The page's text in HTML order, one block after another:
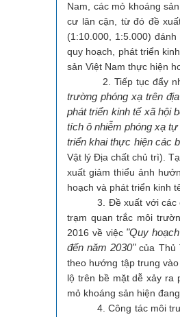
Nam, các mỏ khoáng
cư lân cận, từ đó đề
(1:10.000, 1:5.000)
quy hoạch, phát triển
sản Việt Nam thực hiện
2. Tiếp tục đẩy
trường phóng xạ trên
phát triển kinh tế xã hội
tích ô nhiễm phóng xạ
triển khai thực hiện các
Vật lý Địa chất chủ trì).
xuất giảm thiểu ảnh
hoạch và phát triển kinh
3. Đề xuất với các cấp
trạm quan trắc môi
2016 về việc "Quy
đến năm 2030"của Thủ
theo hướng tập trung
lộ trên bề mặt dễ xảy ra
mỏ khoáng sản hiện
4. Công tác môi